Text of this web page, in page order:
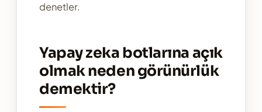
denetler.
Yapay zeka botlarına açık
olmak neden görünürlük
demektir?